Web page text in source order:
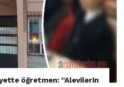
öğretmen: “Alevilerin